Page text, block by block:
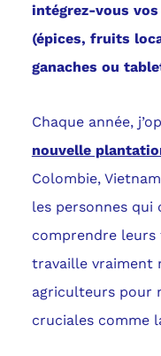
intégrez-vous
(épices, fruits
ganaches ou
Chaque année,
nouvelle
Colombie,
les personnes
comprendre leurs
travaille vraiment
agriculteurs pour
cruciales comme